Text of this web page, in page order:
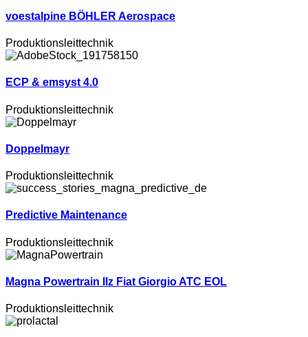
voestalpine BÖHLER Aerospace
Produktionsleittechnik
ECP & emsyst 4.0
Produktionsleittechnik
Doppelmayr
Produktionsleittechnik
Predictive Maintenance
Produktionsleittechnik
Magna Powertrain Ilz Fiat Giorgio ATC EOL
Produktionsleittechnik